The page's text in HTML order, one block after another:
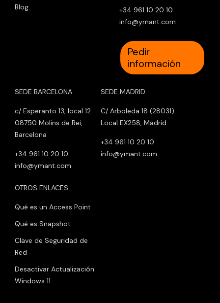
Blog
+34 961 10 20 10
info@ymant.com
Pedir
información
SEDE BARCELONA
c/ Esperanto 13, local 12
08750 Molins de Rei,
Barcelona
+34 961 10 20 10
info@ymant.com
SEDE MADRID
C/ Arboleda 18 (28031)
Local EX258, Madrid
+34 961 10 20 10
info@ymant.com
OTROS ENLACES
Qué es un Access Point
Qué es Snapshot
Clave de Seguridad de
Red
Desactivar Actualización
Windows 11